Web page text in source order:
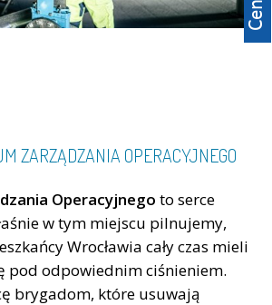
ZARZĄDZANIA OPERACYJNEGO
Operacyjnego to serce
w tym miejscu pilnujemy,
Wrocławia cały czas mieli
pod odpowiednim ciśnieniem.
brygadom, które usuwają